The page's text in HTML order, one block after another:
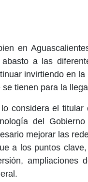
en
abasto a las
invirtiendo en
se tienen para la
considera el titular
del
mejorar las
a los puntos
ampliaciones